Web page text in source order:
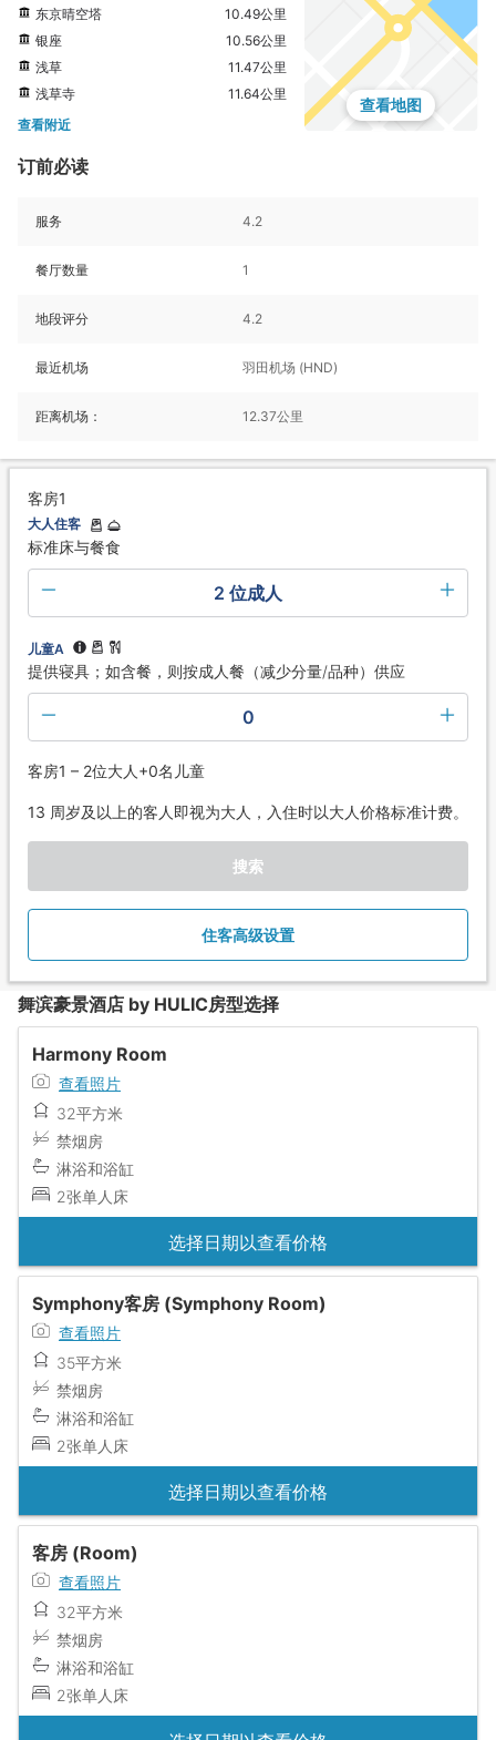
东京晴空塔
10.49公里
银座
10.56公里
浅草
11.47公里
浅草寺
11.64公里
查看附近
查看地图
订前必读
服务 4.2
餐厅数量 1
地段评分 4.2
最近机场 羽田机场 (HND)
距离机场： 12.37公里
客房1
大人住客
标准床与餐食
2 位成人
儿童A
提供寝具；如含餐，则按成人餐（减少分量/品种）供应
0
客房1 – 2位大人+0名儿童
13 周岁及以上的客人即视为大人，入住时以大人价格标准计费。
搜索
住客高级设置
舞滨豪景酒店 by HULIC房型选择
Harmony Room
查看照片
32平方米
禁烟房
淋浴和浴缸
2张单人床
选择日期以查看价格
Symphony客房 (Symphony Room)
查看照片
35平方米
禁烟房
淋浴和浴缸
2张单人床
选择日期以查看价格
客房 (Room)
查看照片
32平方米
禁烟房
淋浴和浴缸
2张单人床